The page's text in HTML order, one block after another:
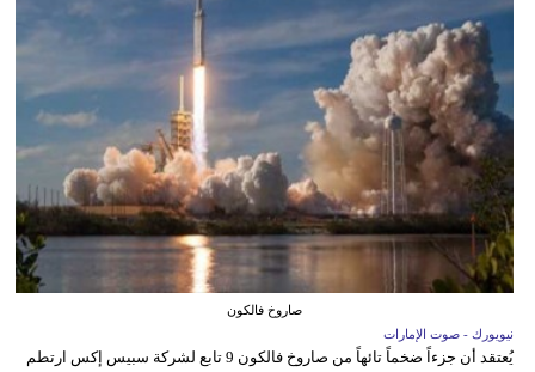
صاروخ فالكون
نيويورك - صوت الإمارات
يُعتقد أن جزءاً ضخماً تائهاً من صاروخ فالكون 9 تابع لشركة سبيس إكس ارتطم